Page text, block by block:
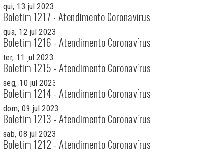
qui, 13 jul 2023
Boletim 1217 - Atendimento Coronavírus
qua, 12 jul 2023
Boletim 1216 - Atendimento Coronavírus
ter, 11 jul 2023
Boletim 1215 - Atendimento Coronavírus
seg, 10 jul 2023
Boletim 1214 - Atendimento Coronavírus
dom, 09 jul 2023
Boletim 1213 - Atendimento Coronavírus
sab, 08 jul 2023
Boletim 1212 - Atendimento Coronavírus